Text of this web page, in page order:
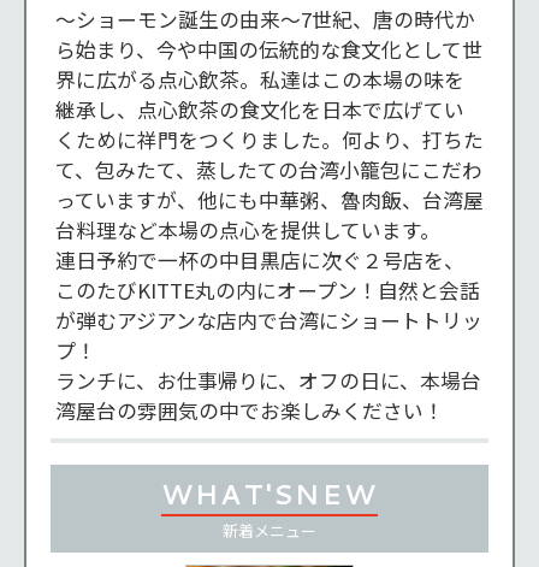
～ショーモン誕生の由来～7世紀、唐の時代か
ら始まり、今や中国の伝統的な食文化として世
界に広がる点心飲茶。私達はこの本場の味を
継承し、点心飲茶の食文化を日本で広げてい
くために祥門をつくりました。何より、打ちた
て、包みたて、蒸したての台湾小籠包にこだわ
っていますが、他にも中華粥、魯肉飯、台湾屋
台料理など本場の点心を提供しています。
連日予約で一杯の中目黒店に次ぐ２号店を、
このたびKITTE丸の内にオープン！自然と会話
が弾むアジアンな店内で台湾にショートトリッ
プ！
ランチに、お仕事帰りに、オフの日に、本場台
湾屋台の雰囲気の中でお楽しみください！
WHAT'SNEW
新着メニュー